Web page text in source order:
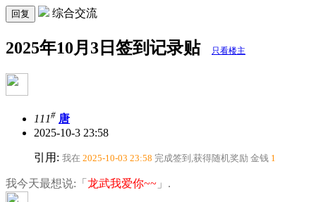
回复 综合交流
2025年10月3日签到记录贴 只看楼主
111# 唐
2025-10-3 23:58
引用: 我在 2025-10-03 23:58 完成签到,获得随机奖励 金钱 1
我今天最想说:「 龙武我爱你~~ 」.